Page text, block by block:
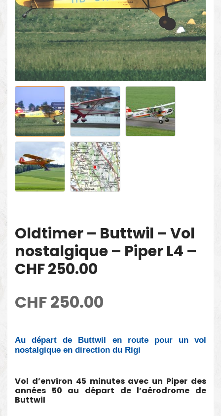
Oldtimer – Buttwil – Vol
nostalgique – Piper L4 –
CHF 250.00
CHF250.00
Au départ de Buttwil en route pour un vol
nostalgique en direction du Rigi
Vol d’environ 45 minutes avec un Piper des
années 50 au départ de l’aérodrome de
Buttwil